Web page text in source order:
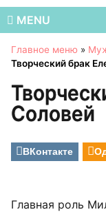
MENU
Главное меню »
Творческий брак
Соловей
ВКонтакте
Главная роль